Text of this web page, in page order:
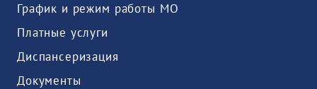
График и режим работы МО
Платные услуги
Диспансеризация
Документы